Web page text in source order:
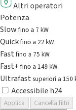
Altri operatori
Potenza
Slowfino a 7 kW
Quickfino a 22 kW
Fastfino a 75 kW
Fast+fino a 149 kW
Ultrafast superiori a 150
Accessibile h24
Applica
Cancella filtri